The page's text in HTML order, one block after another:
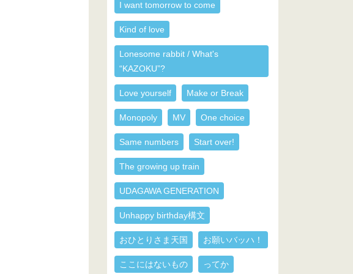
I want tomorrow to come
Kind of love
Lonesome rabbit / What's
“KAZOKU”?
Love yourself Make or Break
Monopoly MV One choice
Same numbers Start over!
The growing up train
UDAGAWA GENERATION
Unhappy birthday構文
おひとりさま天国 お願いバッハ！
ここにはないもの ってか